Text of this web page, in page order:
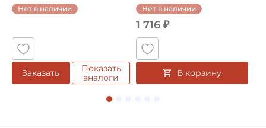
Нет в наличии
Заказать
Показать
аналоги
Нет в наличии
1 716 ₽
В корзину